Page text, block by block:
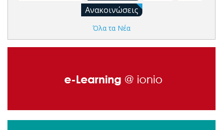
Ανακοινώσεις
Όλα τα Νέα